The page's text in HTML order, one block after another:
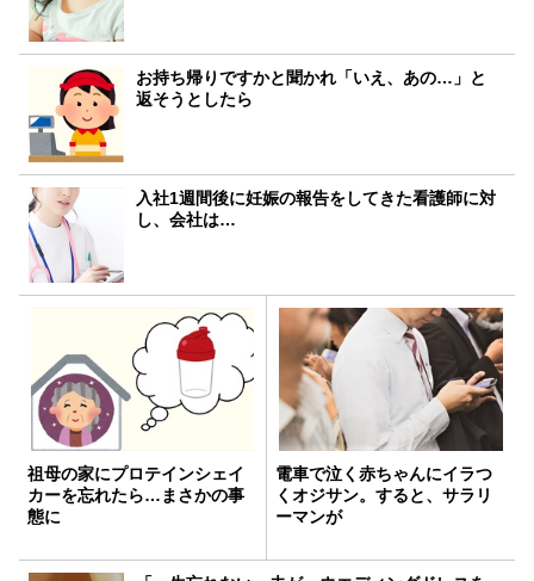
お持ち帰りですかと聞かれ「いえ、あの…」と
返そうとしたら
入社1週間後に妊娠の報告をしてきた看護師に対
し、会社は…
祖母の家にプロテインシェイ
カーを忘れたら…まさかの事
態に
電車で泣く赤ちゃんにイラつ
くオジサン。すると、サラリ
ーマンが